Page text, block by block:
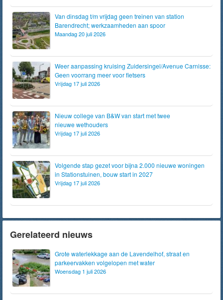
Van dinsdag t/m vrijdag geen treinen van station
Barendrecht; werkzaamheden aan spoor
Maandag 20 juli 2026
Weer aanpassing kruising Zuidersingel/Avenue Carnisse:
Geen voorrang meer voor fietsers
Vrijdag 17 juli 2026
Nieuw college van B&W van start met twee
nieuwe wethouders
Vrijdag 17 juli 2026
Volgende stap gezet voor bijna 2.000 nieuwe woningen
in Stationstuinen, bouw start in 2027
Vrijdag 17 juli 2026
Gerelateerd nieuws
Grote waterlekkage aan de Lavendelhof, straat en
parkeervakken volgelopen met water
Woensdag 1 juli 2026